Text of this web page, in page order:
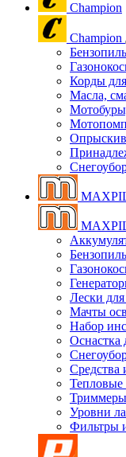
Champion
Champion
Корды
Масла,
Лески
Мачты
Набор
Оснастка
Средства
Триммеры
Уровни
Фильтры